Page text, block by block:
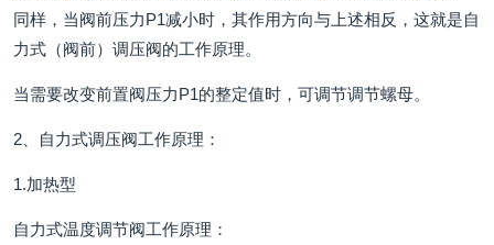
同样，当阀前压力P1减小时，其作用方向与上述相反，这就是自
力式（阀前）调压阀的工作原理。
当需要改变前置阀压力P1的整定值时，可调节调节螺母。
2、自力式调压阀工作原理：
1.加热型
自力式温度调节阀工作原理：